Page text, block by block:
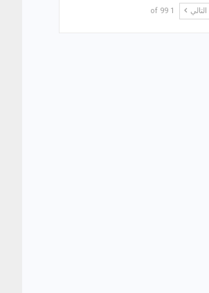
التالي 1 of 99